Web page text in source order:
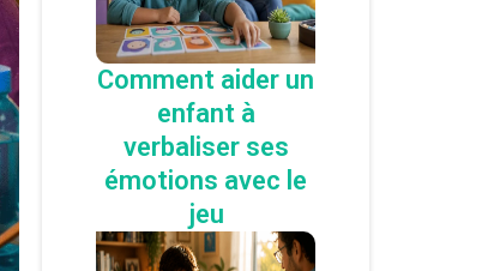
Comment aider un
enfant à
verbaliser ses
émotions avec le
jeu